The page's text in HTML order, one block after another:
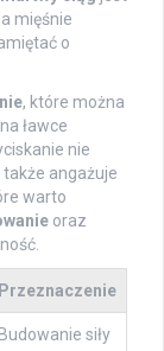
mięśnie
o
, które można
ławce
nie
angażuje
warto
oraz
Przeznaczenie
Budowanie siły